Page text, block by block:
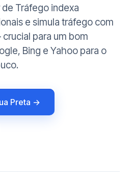
de Tráfego indexa
e simula tráfego com
para um bom
Bing e Yahoo para o
Preta →